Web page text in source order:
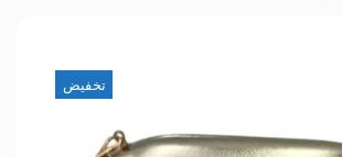
تخفيض